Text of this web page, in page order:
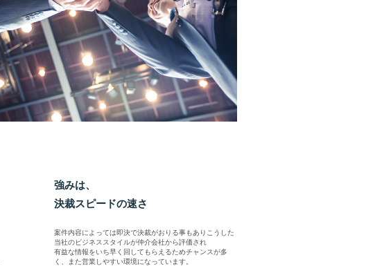
強みは、
決裁スピードの速さ
案件内容によっては即決で決裁がおりる事もありこうした
当社のビジネススタイルが仲介会社から評価され
有益な情報をいち早く回してもらえるためチャンスが多
く、また営業しやすい環境になっています。